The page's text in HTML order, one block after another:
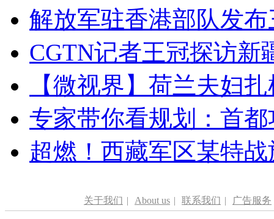
解放军驻香港部队发
CGTN记者王冠探访新
【微视界】荷兰夫妇
专家带你看规划：首
超燃！西藏军区某特
关于我们 | About us | 联系我们 | 广告服务